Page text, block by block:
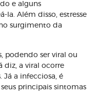
e alguns
la. Além disso, estresse
surgimento da
podendo ser viral ou
diz, a viral ocorre
Já a infecciosa, é
principais sintomas